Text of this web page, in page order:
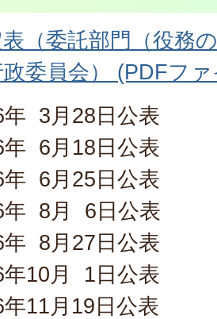
（委託部門（役務
委員会） (PDFフ
年 3月28日公表
年 6月18日公表
年 6月25日公表
年 8月 6日公表
年 8月27日公表
年10月 1日公表
11月19日公表